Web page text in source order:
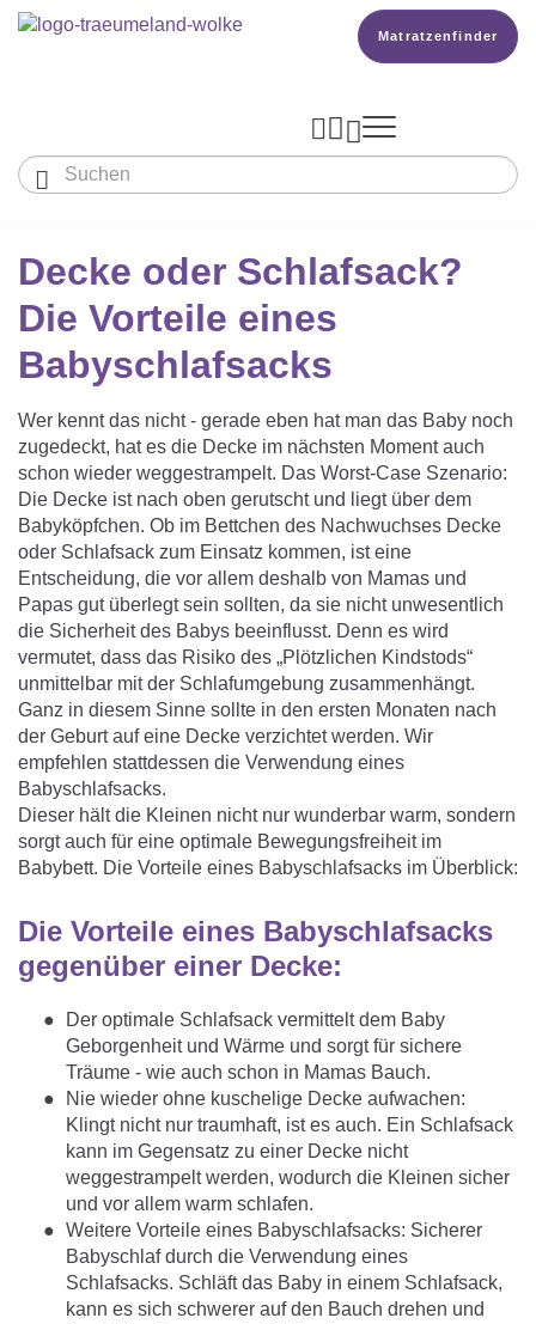
Matratzenfinder
 
MATRATZEN & ZUBEHÖR
Matratze Beistellbett, Wiege & Co
Kinder- Und Jugendmatratze
Reisebett- Und Laufgittermatratze
Matratzenschoner & -auflage
Ersatzbezug
Betteinsatz
SCHLAFSÄCKE
Den Richtigen Schlafsack Finden
Ganzjahresschlafsack
Schlafsack Mit Füßen
Sommerschlafsack
Strampelsack
Puck-Schlafsack
Innenschlafsack
DECKEN & KISSEN
Babydecken Und Babykissen
Kinderdecken Und Kinderkissen
Baby-Kuscheldecke
Krabbeldecke
Kuschelkissen
BABYNEST
STILLKISSEN & STILLTUCH
WICKELUNTERLAGEN
TEXTILIEN
Bettwäsche
Spannbettlaken
Bettschlange
Mulltücher
ENTWICKLUNGSFÖRDERUNG
Kuschelnest
Seitenlagerung
ZUBEHÖR
GESCHENKSETS & AKTIONEN
Erwachsene
MATRATZEN
TOPPER
KOPFKISSEN
MATRATZENFINDER
Unser Träumeland
PRODUKTION
TEAM
KARRIERE
Wissen


Matratzenfinder

Decke oder Schlafsack?
Die Vorteile eines
Babyschlafsacks
Wer kennt das nicht - gerade eben hat man das Baby noch
zugedeckt, hat es die Decke im nächsten Moment auch
schon wieder weggestrampelt. Das Worst-Case Szenario:
Die Decke ist nach oben gerutscht und liegt über dem
Babyköpfchen. Ob im Bettchen des Nachwuchses Decke
oder Schlafsack zum Einsatz kommen, ist eine
Entscheidung, die vor allem deshalb von Mamas und
Papas gut überlegt sein sollten, da sie nicht unwesentlich
die Sicherheit des Babys beeinflusst. Denn es wird
vermutet, dass das Risiko des „Plötzlichen Kindstods“
unmittelbar mit der Schlafumgebung zusammenhängt.
Ganz in diesem Sinne sollte in den ersten Monaten nach
der Geburt auf eine Decke verzichtet werden. Wir
empfehlen stattdessen die Verwendung eines
Babyschlafsacks.
Dieser hält die Kleinen nicht nur wunderbar warm, sondern
sorgt auch für eine optimale Bewegungsfreiheit im
Babybett. Die Vorteile eines Babyschlafsacks im Überblick:
Die Vorteile eines Babyschlafsacks
gegenüber einer Decke:
Der optimale Schlafsack vermittelt dem Baby
Geborgenheit und Wärme und sorgt für sichere
Träume - wie auch schon in Mamas Bauch.
Nie wieder ohne kuschelige Decke aufwachen:
Klingt nicht nur traumhaft, ist es auch. Ein Schlafsack
kann im Gegensatz zu einer Decke nicht
weggestrampelt werden, wodurch die Kleinen sicher
und vor allem warm schlafen.
Weitere Vorteile eines Babyschlafsacks: Sicherer
Babyschlaf durch die Verwendung eines
Schlafsacks. Schläft das Baby in einem Schlafsack,
kann es sich schwerer auf den Bauch drehen und